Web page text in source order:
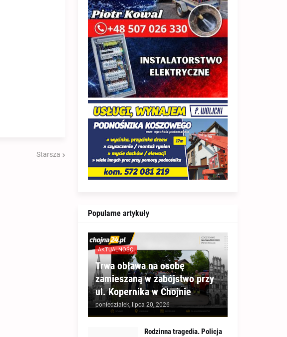
Starsza
Popularne artykuły
AKTUALNOŚCI
Trwa obława na osobę
zamieszaną w zabójstwo przy
ul. Kopernika w Chojnie
poniedziałek, lipca 20, 2026
Rodzinna tragedia. Policja